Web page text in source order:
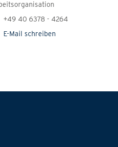
+49 40 6378 - 4264
E-Mail schreiben